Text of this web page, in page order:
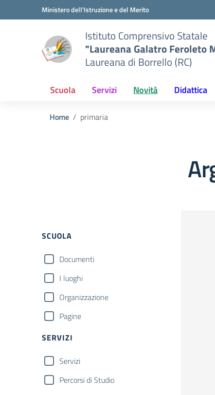
Vai ai contenuti
Vai al menu di navigazioneMinistero dell'Istruzione e del Merito
Istituto Comprensivo Statale
"Laureana Galatro Feroleto
Laureana di Borrello (RC)
Scuola Servizi Novità Didattica
Home primaria
Filtri
SCUOLA
Documenti
I luoghi
Organizzazione
Pagine
SERVIZI
Servizi
Percorsi di Studio